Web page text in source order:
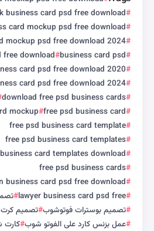
business card psd free download
card mockup psd free download
mockup psd free download 2024
business card psd
download
card psd free download 2020
card psd free download 2024
download free psd business cards
free psd business card
mockup
free psd business card template
free psd business card templates
card templates download
free psd business cards
business card psd free download
lawyer business card psd free
تصميم بوسترات فوتوشوب تصميم
عمل بزنس كارد على الفوتو شوب